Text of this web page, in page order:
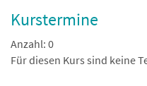
Kurstermine
Anzahl: 0
Für diesen Kurs sind keine